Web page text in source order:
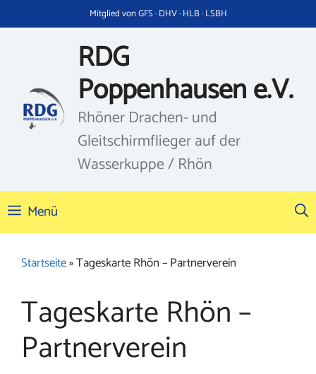
Inhalt
Mitglied von GFS · DHV · HLB · LSBH
RDG
Poppenhausen e.V.
Rhöner Drachen- und
Gleitschirmflieger auf der
Wasserkuppe / Rhön
Menü
Startseite»Tageskarte Rhön – Partnerverein
Tageskarte Rhön –
Partnerverein